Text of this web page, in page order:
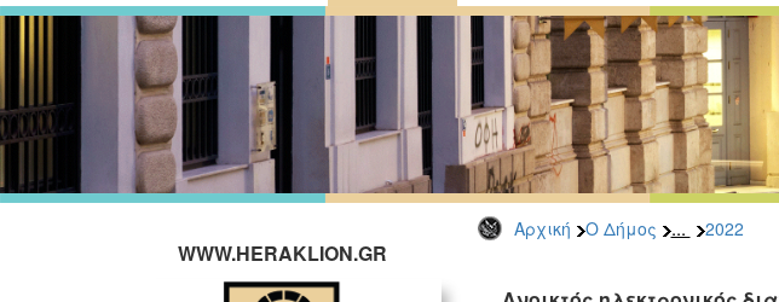
Αρχική Ο Δήμος ... 2022
WWW.HERAKLION.GR